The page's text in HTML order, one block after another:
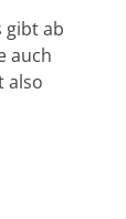
gibt ab
auch
also